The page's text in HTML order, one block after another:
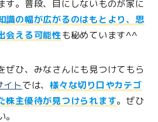
す。普段、目にしないものが家に
識の幅が広がるのはもとより、思
会える可能性も秘めています^^
ぜひ、みなさんにも見つけてもら
イトでは、様々な切り口やカテゴ
株主優待が見つけられます。ぜひ